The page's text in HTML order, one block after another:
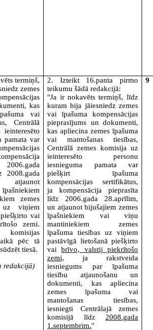
termiņš,
zemes
kas
vai
Centrālā
pamata var
2008.gada
atjaunot
zemes
uz viņiem
vai
zemi.
komisijas
pēc tā
tiesā.
redakcijā)
2. Izteikt 16.panta pirmo
teikumu šādā redakcijā:
"Ja ir nokavēts termiņš, līdz
kuram bija jāiesniedz zemes
vai īpašuma kompensācijas
pieprasījums un dokumenti,
kas apliecina zemes īpašuma
vai mantošanas tiesības,
Centrālā zemes komisija uz
ieinteresēto personu
iesnieguma pamata var
piešķirt īpašuma
kompensācijas sertifikātus,
ja kompensācija pieprasīta
līdz 2006.gada 28.aprīlim,
un atjaunot bijušajiem zemes
īpašniekiem vai viņu
mantiniekiem zemes
īpašuma tiesības uz viņiem
pastāvīgā lietošanā piešķirto
vaibrīvo, valstij piekrītošo
zemi, ja rakstveida
iesniegums par īpašuma
tiesību atjaunošanu un
dokumenti, kas apliecina
zemes īpašuma vai
mantošanas tiesības,
iesniegti Centrālajā zemes
komisijā līdz 2008.gada
1.septembrim."
9